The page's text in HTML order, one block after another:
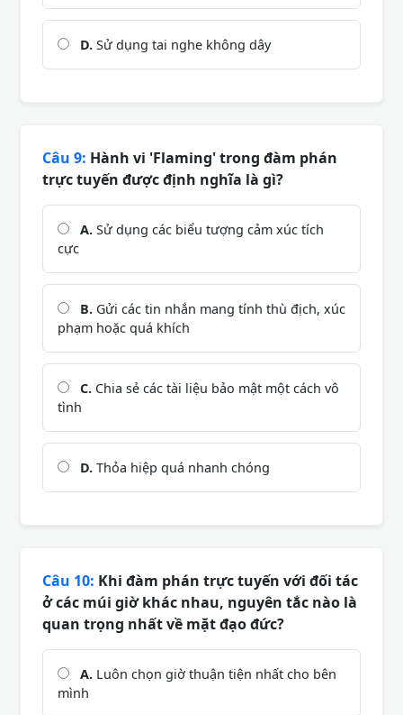
D. Sử dụng tai nghe không dây
Câu 9: Hành vi 'Flaming' trong đàm phán
trực tuyến được định nghĩa là gì?
A. Sử dụng các biểu tượng cảm xúc tích
cực
B. Gửi các tin nhắn mang tính thù địch, xúc
phạm hoặc quá khích
C. Chia sẻ các tài liệu bảo mật một cách vô
tình
D. Thỏa hiệp quá nhanh chóng
Câu 10: Khi đàm phán trực tuyến với đối tác
ở các múi giờ khác nhau, nguyên tắc nào là
quan trọng nhất về mặt đạo đức?
A. Luôn chọn giờ thuận tiện nhất cho bên
mình